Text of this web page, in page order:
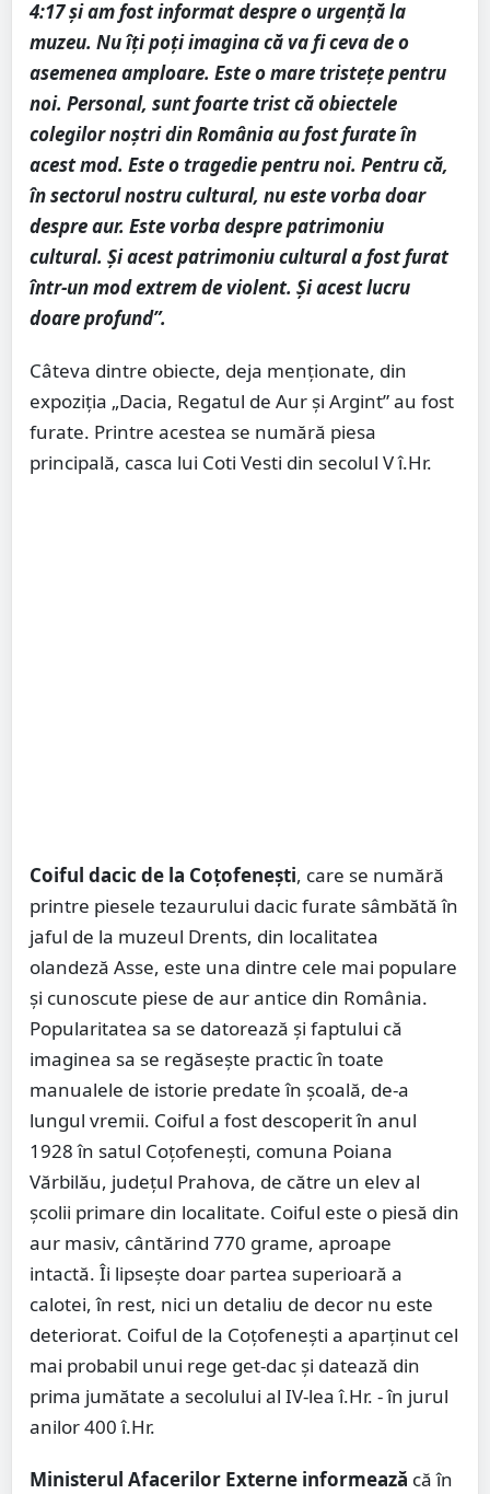
4:17 și am fost informat despre o urgență la
muzeu. Nu îți poți imagina că va fi ceva de o
asemenea amploare. Este o mare tristețe pentru
noi. Personal, sunt foarte trist că obiectele
colegilor noștri din România au fost furate în
acest mod. Este o tragedie pentru noi. Pentru că,
în sectorul nostru cultural, nu este vorba doar
despre aur. Este vorba despre patrimoniu
cultural. Și acest patrimoniu cultural a fost furat
într-un mod extrem de violent. Și acest lucru
doare profund”.
Câteva dintre obiecte, deja menționate, din
expoziția „Dacia, Regatul de Aur și Argint” au fost
furate. Printre acestea se numără piesa
principală, casca lui Coti Vesti din secolul V î.Hr.
Coiful dacic de la Coțofenești, care se numără
printre piesele tezaurului dacic furate sâmbătă în
jaful de la muzeul Drents, din localitatea
olandeză Asse, este una dintre cele mai populare
și cunoscute piese de aur antice din România.
Popularitatea sa se datorează și faptului că
imaginea sa se regăsește practic în toate
manualele de istorie predate în școală, de-a
lungul vremii. Coiful a fost descoperit în anul
1928 în satul Coțofenești, comuna Poiana
Vărbilău, județul Prahova, de către un elev al
școlii primare din localitate. Coiful este o piesă din
aur masiv, cântărind 770 grame, aproape
intactă. Îi lipsește doar partea superioară a
calotei, în rest, nici un detaliu de decor nu este
deteriorat. Coiful de la Coțofenești a aparținut cel
mai probabil unui rege get-dac și datează din
prima jumătate a secolului al IV-lea î.Hr. - în jurul
anilor 400 î.Hr.
Ministerul Afacerilor Externe informează că în